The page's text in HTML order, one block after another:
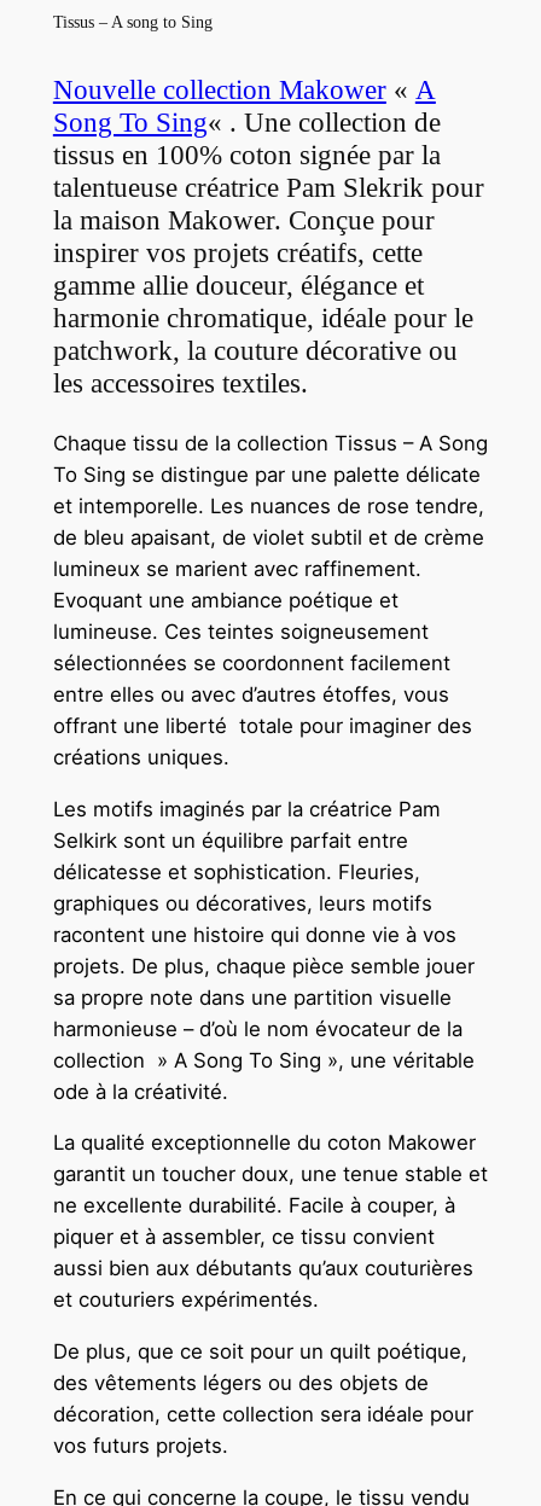
s
M
a
k
o
w
e
r
-
A
S
n
g
T
o
S
i
n
g
-
2
5
m
x
1
1
0
c
m
Tissus – A song to Sing
Nouvelle collection Makower« A
Song To Sing« . Une collection de
tissus en 100% coton signée par la
talentueuse créatrice Pam Slekrik pour
la maison Makower. Conçue pour
inspirer vos projets créatifs, cette
gamme allie douceur, élégance et
harmonie chromatique, idéale pour le
patchwork, la couture décorative ou
les accessoires textiles.
Chaque tissu de la collection Tissus – A Song
To Sing se distingue par une palette délicate
et intemporelle. Les nuances de rose tendre,
de bleu apaisant, de violet subtil et de crème
lumineux se marient avec raffinement.
Evoquant une ambiance poétique et
lumineuse. Ces teintes soigneusement
sélectionnées se coordonnent facilement
entre elles ou avec d’autres étoffes, vous
offrant une liberté totale pour imaginer des
créations uniques.
Les motifs imaginés par la créatrice Pam
Selkirk sont un équilibre parfait entre
délicatesse et sophistication. Fleuries,
graphiques ou décoratives, leurs motifs
racontent une histoire qui donne vie à vos
projets. De plus, chaque pièce semble jouer
sa propre note dans une partition visuelle
harmonieuse – d’où le nom évocateur de la
collection » A Song To Sing », une véritable
ode à la créativité.
La qualité exceptionnelle du coton Makower
garantit un toucher doux, une tenue stable et
ne excellente durabilité. Facile à couper, à
piquer et à assembler, ce tissu convient
aussi bien aux débutants qu’aux couturières
et couturiers expérimentés.
De plus, que ce soit pour un quilt poétique,
des vêtements légers ou des objets de
décoration, cette collection sera idéale pour
vos futurs projets.
En ce qui concerne la coupe, le tissu vendu